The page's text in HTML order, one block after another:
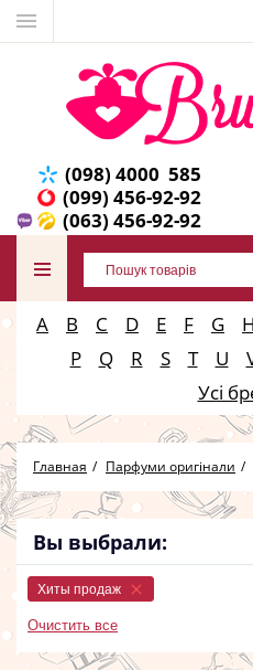
(098) 4000 585
(099) 456-92-92
(063) 456-92-92
A B C D E F G H
P
Q R S T U
Усі
Главная Парфуми оригінали
Вы выбрали:
Хиты продаж
Очистить все